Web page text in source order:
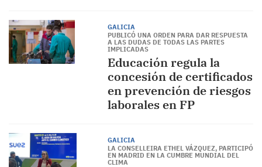
GALICIA
PUBLICÓ UNA ORDEN PARA DAR RESPUESTA
A LAS DUDAS DE TODAS LAS PARTES
IMPLICADAS
Educación regula la
concesión de certificados
en prevención de riesgos
laborales en FP
GALICIA
LA CONSELLEIRA ETHEL VÁZQUEZ, PARTICIPÓ
EN MADRID EN LA CUMBRE MUNDIAL DEL
CLIMA